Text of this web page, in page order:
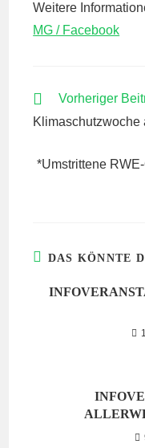
Weitere
MG / Facebook
WEITERE
ANSEHEN
Vorheriger
Klimaschutzwoche
*Umstrittene
DAS KÖNNTE